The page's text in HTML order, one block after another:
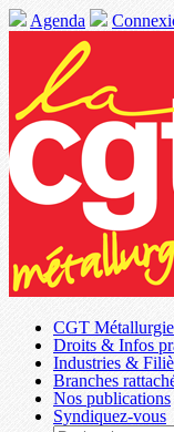
Agenda
CGT Métallurgie
Droits & Infos
Industries &
Branches
Nos publications
Syndiquez-vous